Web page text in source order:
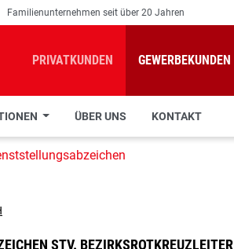
Familienunternehmen seit über 20 Jahren
PRIVATKUNDEN GEWERBEKUNDEN
ÜBER UNS KONTAKT
STV. BEZIRKSROTKREUZLEITER